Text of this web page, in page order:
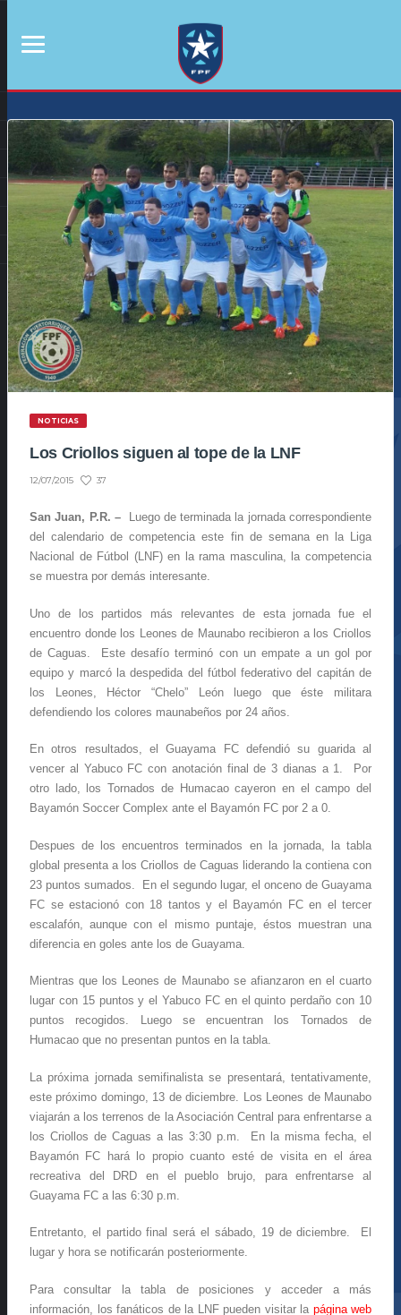
NOTICIAS
Los Criollos siguen al tope de la LNF
12/07/2015 37
San Juan, P.R. –
Luego de terminada la jornada correspondiente
del calendario de competencia este fin de semana en la Liga
Nacional de Fútbol (LNF) en la rama masculina, la competencia
se muestra por demás interesante.
Uno de los partidos más relevantes de esta jornada fue el
encuentro donde los Leones de Maunabo recibieron a los Criollos
de Caguas. Este desafío terminó con un empate a un gol por
equipo y marcó la despedida del fútbol federativo del capitán de
los Leones, Héctor “Chelo” León luego que éste militara
defendiendo los colores maunabeños por 24 años.
En otros resultados, el Guayama FC defendió su guarida al
vencer al Yabuco FC con anotación final de 3 dianas a 1. Por
otro lado, los Tornados de Humacao cayeron en el campo del
Bayamón Soccer Complex ante el Bayamón FC por 2 a 0.
Despues de los encuentros terminados en la jornada, la tabla
global presenta a los Criollos de Caguas liderando la contiena con
23 puntos sumados. En el segundo lugar, el onceno de Guayama
FC se estacionó con 18 tantos y el Bayamón FC en el tercer
escalafón, aunque con el mismo puntaje, éstos muestran una
diferencia en goles ante los de Guayama.
Mientras que los Leones de Maunabo se afianzaron en el cuarto
lugar con 15 puntos y el Yabuco FC en el quinto perdaño con 10
puntos recogidos. Luego se encuentran los Tornados de
Humacao que no presentan puntos en la tabla.
La próxima jornada semifinalista se presentará, tentativamente,
este próximo domingo, 13 de diciembre. Los Leones de Maunabo
viajarán a los terrenos de la Asociación Central para enfrentarse a
los Criollos de Caguas a las 3:30 p.m. En la misma fecha, el
Bayamón FC hará lo propio cuanto esté de visita en el área
recreativa del DRD en el pueblo brujo, para enfrentarse al
Guayama FC a las 6:30 p.m.
Entretanto, el partido final será el sábado, 19 de diciembre. El
lugar y hora se notificarán posteriormente.
Para consultar la tabla de posiciones y acceder a más
información, los fanáticos de la LNF pueden visitar la página web